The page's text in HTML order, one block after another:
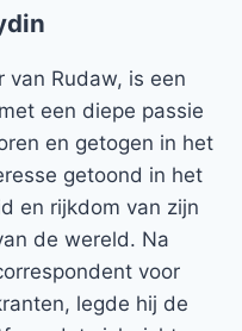
van Rudaw, is een
een diepe passie
en getogen in het
getoond in het
en rijkdom van zijn
de wereld. Na
voor
legde hij de